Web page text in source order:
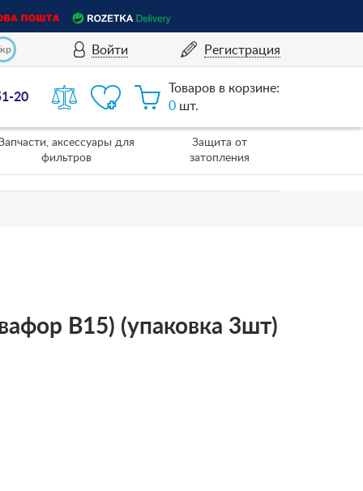
Войти Регистрация
20
Товаров в корзине:
0 шт.
аксессуары для
фильтров
Защита от
затопления
В15) (упаковка 3шт)